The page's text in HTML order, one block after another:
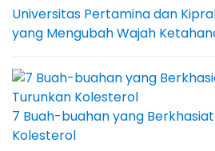
Universitas Pertamina dan
yang Mengubah Wajah
7 Buah-buahan yang
Kolesterol